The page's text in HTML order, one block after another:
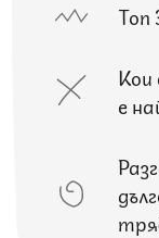
Топ
Кои
е